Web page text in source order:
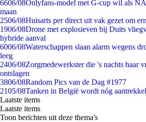
6606/08Onlyfans-model met G-cup wil als
maan
2506/08Huisarts per direct uit vak gezet om
1906/08Drone met explosieven bij Duits
hybride aanval
6006/08Waterschappen slaan alarm wegens
leeg
2406/08Zorgmedewerkster die 's nachts haar
ontslagen
3806/08Random Pics van de Dag #1977
2105/08Tanken in België wordt nóg
Laatste items
Laatste items
Toon berichten uit deze thema's